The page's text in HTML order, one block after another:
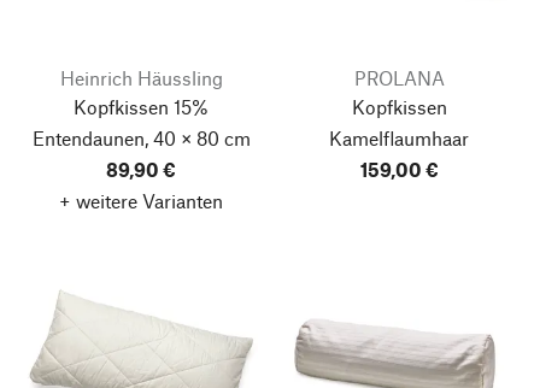
Heinrich Häussling
Kopfkissen 15%
Entendaunen, 40 × 80 cm
89,90 €
+ weitere Varianten
PROLANA
Kopfkissen
Kamelflaumhaar
159,00 €